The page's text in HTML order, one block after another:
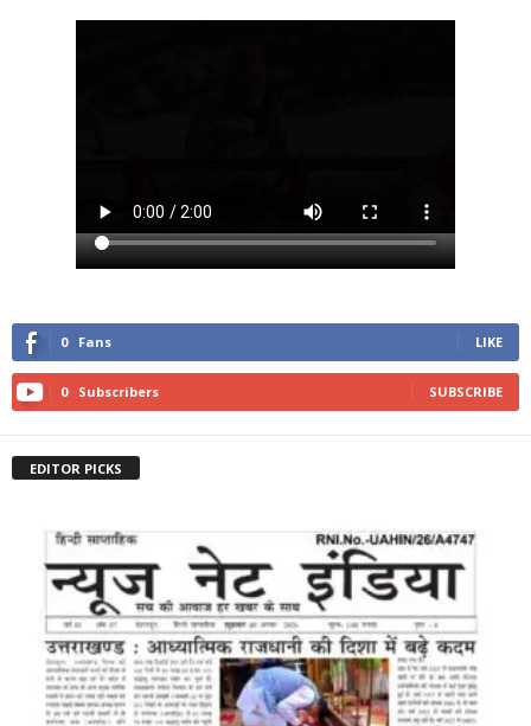
0 Fans LIKE
0 Subscribers SUBSCRIBE
EDITOR PICKS